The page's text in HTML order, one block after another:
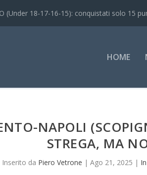
(Under 18-17-16-15): conquistati solo 15
HOME
NAPOLI
STREGA, MA
Inserito da Piero Vetrone |Ago 21, 2025 |